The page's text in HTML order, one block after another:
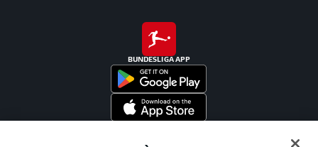
BUNDESLIGA APP